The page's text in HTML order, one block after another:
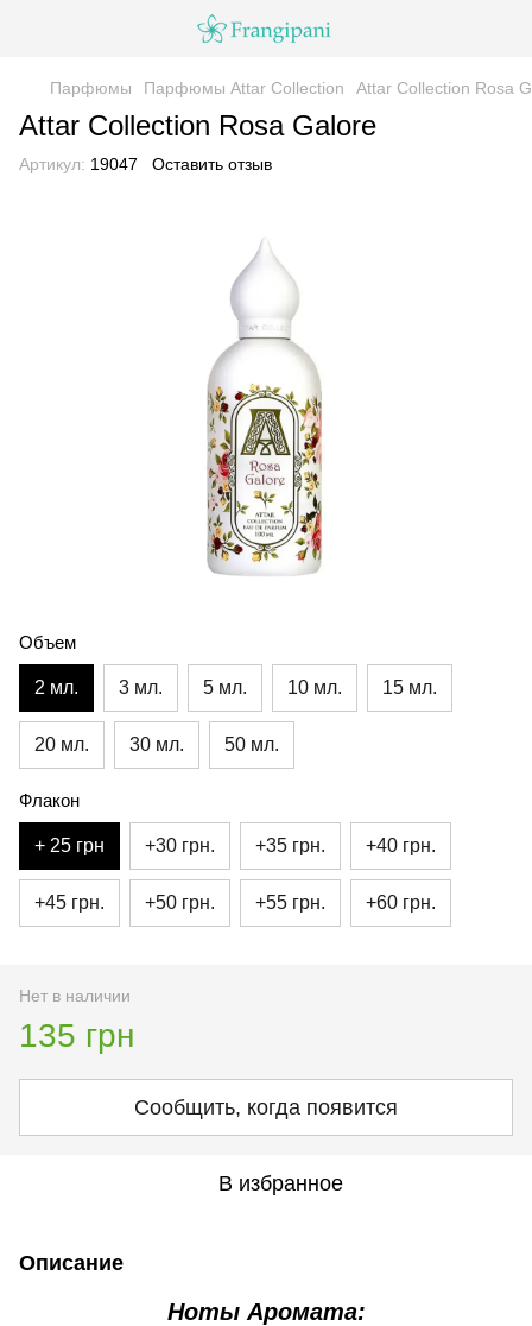
Парфюмы Парфюмы Attar Collection Attar Collection Rosa
Attar Collection Rosa Galore
Артикул: 19047 Оставить отзыв
Объем
2 мл. 3 мл. 5 мл. 10 мл. 15 мл.
20 мл. 30 мл. 50 мл.
Флакон
+ 25 грн +30 грн. +35 грн. +40 грн.
+45 грн. +50 грн. +55 грн. +60 грн.
Нет в наличии
135 грн
Сообщить, когда появится
В избранное
Описание
Ноты Аромата: